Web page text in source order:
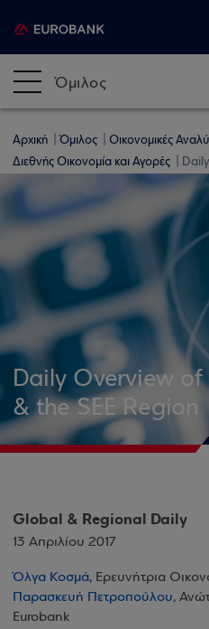
Όμιλος
Αρχική Όμιλος
Οικονομικές
Διεθνής Οικονομία και Αγορές
Daily Overview
& the SEE Region
Global & Regional Daily
13 Απριλίου 2017
Όλγα Κοσμά, Ερευνήτρια
Παρασκευή Πετροπούλου,
Eurobank